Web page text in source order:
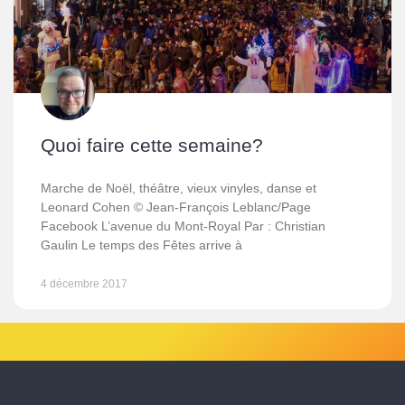
Quoi faire cette semaine?
Marche de Noël, théâtre, vieux vinyles, danse et
Leonard Cohen © Jean-François Leblanc/Page
Facebook L’avenue du Mont-Royal Par : Christian
Gaulin Le temps des Fêtes arrive à
4 décembre 2017